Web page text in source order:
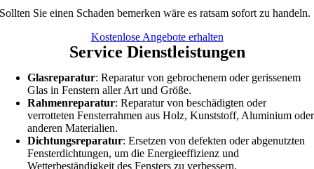
Sollten Sie einen Schaden bemerken wäre es ratsam sofort zu handeln.
Kostenlose Angebote erhalten
Service Dienstleistungen
Glasreparatur: Reparatur von gebrochenem oder gerissenem
Glas in Fenstern aller Art und Größe.
Rahmenreparatur: Reparatur von beschädigten oder
verrotteten Fensterrahmen aus Holz, Kunststoff, Aluminium oder
anderen Materialien.
Dichtungsreparatur: Ersetzen von defekten oder abgenutzten
Fensterdichtungen, um die Energieeffizienz und
Wetterbeständigkeit des Fensters zu verbessern.